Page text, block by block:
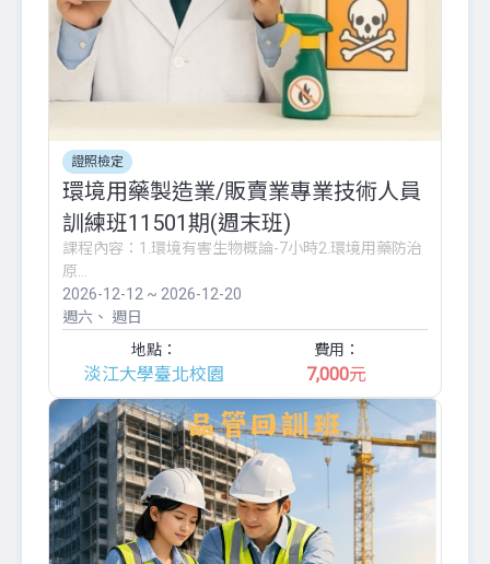
證照檢定
環境用藥製造業/販賣業專業技術人員
訓練班11501期(週末班)
課程內容：1.環境有害生物概論-7小時2.環境用藥防治
原...
2026-12-12 ~ 2026-12-20
週六
週日
地點：
淡江大學臺北校園
費用：
7,000元